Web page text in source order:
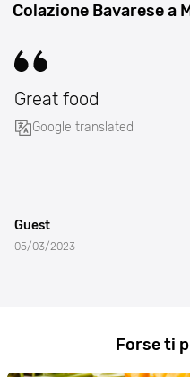
Colazione Bavarese a
Great food
Google translated
Guest
05/03/2023
Forse ti